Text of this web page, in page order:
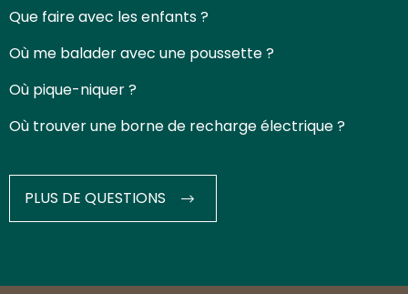
Que faire avec les enfants ?
Où me balader avec une poussette ?
Où pique-niquer ?
Où trouver une borne de recharge électrique ?
PLUS DE QUESTIONS